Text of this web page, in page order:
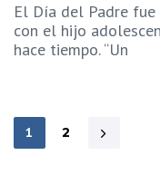
El Día del Padre
con el hijo
hace tiempo. “Un
1 2